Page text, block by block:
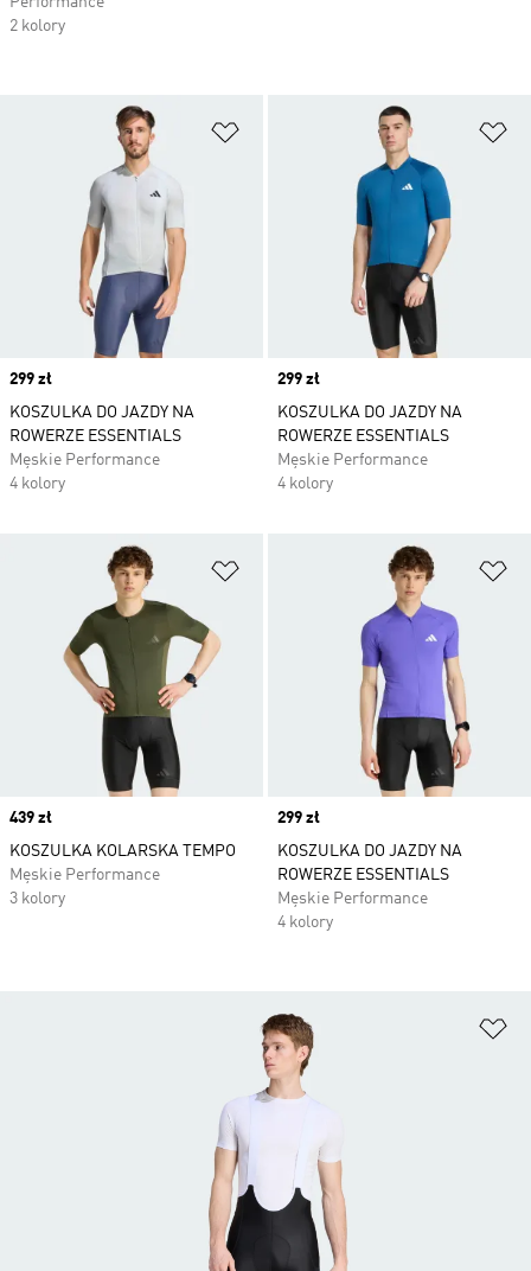
Dodaj do listy życzeń
Price
299 zł
KOSZULKA DO JAZDY NA
ROWERZE ESSENTIALS
Męskie Performance
4 kolory
Price
299 zł
KOSZULKA DO JAZDY NA
ROWERZE ESSENTIALS
Męskie Performance
4 kolory
Dodaj do listy życzeń
Price
439 zł
KOSZULKA KOLARSKA TEMPO
Męskie Performance
3 kolory
Price
299 zł
KOSZULKA DO JAZDY NA
ROWERZE ESSENTIALS
Męskie Performance
4 kolory
2 kolory